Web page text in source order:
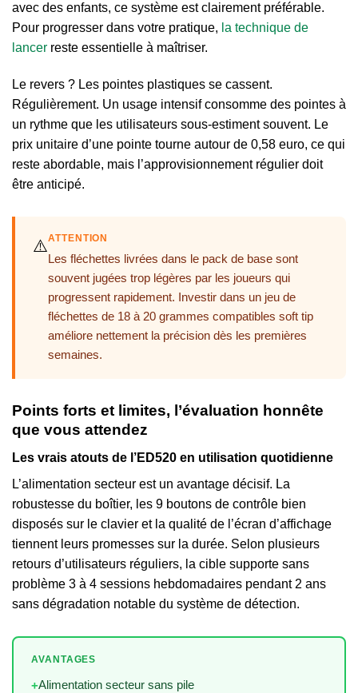
avec des enfants, ce système est clairement préférable.
Pour progresser dans votre pratique, la technique de
lancer reste essentielle à maîtriser.
Le revers ? Les pointes plastiques se cassent.
Régulièrement. Un usage intensif consomme des pointes à
un rythme que les utilisateurs sous-estiment souvent. Le
prix unitaire d’une pointe tourne autour de 0,58 euro, ce qui
reste abordable, mais l’approvisionnement régulier doit
être anticipé.
⚠️ATTENTION
Les fléchettes livrées dans le pack de base sont
souvent jugées trop légères par les joueurs qui
progressent rapidement. Investir dans un jeu de
fléchettes de 18 à 20 grammes compatibles soft tip
améliore nettement la précision dès les premières
semaines.
Points forts et limites, l’évaluation honnête
que vous attendez
Les vrais atouts de l’ED520 en utilisation quotidienne
L’alimentation secteur est un avantage décisif. La
robustesse du boîtier, les 9 boutons de contrôle bien
disposés sur le clavier et la qualité de l’écran d’affichage
tiennent leurs promesses sur la durée. Selon plusieurs
retours d’utilisateurs réguliers, la cible supporte sans
problème 3 à 4 sessions hebdomadaires pendant 2 ans
sans dégradation notable du système de détection.
AVANTAGES
+Alimentation secteur sans pile